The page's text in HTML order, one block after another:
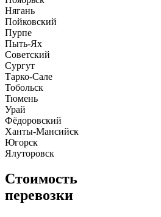
Нягань
Пойковский
Пурпе
Пыть-Ях
Советский
Сургут
Тарко-Сале
Тобольск
Тюмень
Урай
Фёдоровский
Ханты-Мансийск
Югорск
Ялуторовск
Стоимость
перевозки